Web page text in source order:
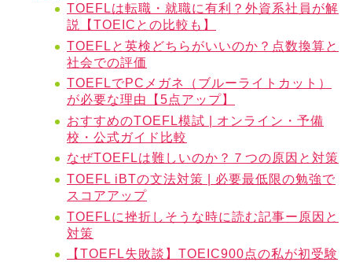
TOEFLは転職・就職に有利？外資系社員が解
説【TOEICとの比較も】
TOEFLと英検どちらがいいのか？点数換算と
社会での評価
TOEFLでPCメガネ（ブルーライトカット）
が必要な理由【5点アップ】
おすすめのTOEFL模試 | オンライン・予備
校・公式ガイド比較
なぜTOEFLは難しいのか？７つの原因と対策
TOEFL iBTの文法対策 | 必要最低限の勉強で
スコアアップ
TOEFLに挫折しそうな時に読む記事ー原因と
対策
【TOEFL失敗談】TOEIC900点の私が初受験